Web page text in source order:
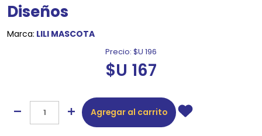
Diseños
Marca: LILI MASCOTA
Precio: $U 196
$U 167
Agregar al carrito